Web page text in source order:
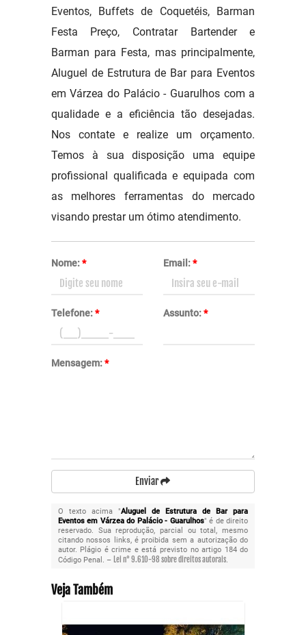
Eventos, Buffets de Coquetéis, Barman
Festa Preço, Contratar Bartender e
Barman para Festa, mas principalmente,
Aluguel de Estrutura de Bar para Eventos
em Várzea do Palácio - Guarulhos com a
qualidade e a eficiência tão desejadas.
Nos contate e realize um orçamento.
Temos à sua disposição uma equipe
profissional qualificada e equipada com
as melhores ferramentas do mercado
visando prestar um ótimo atendimento.
Nome:* Email:*
Telefone:* Assunto:*
Mensagem:*
Enviar
O texto acima "Aluguel de Estrutura de Bar para
Eventos em Várzea do Palácio - Guarulhos" é de direito
reservado. Sua reprodução, parcial ou total, mesmo
citando nossos links, é proibida sem a autorização do
autor. Plágio é crime e está previsto no artigo 184 do
Código Penal. – Lei n° 9.610-98 sobre direitos autorais.
Veja Também